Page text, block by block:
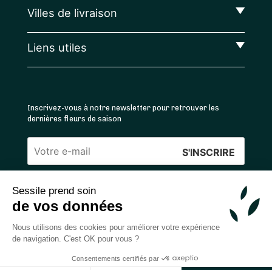
Sessile prend soin
de vos données
Nous utilisons des cookies pour améliorer votre expérience
de navigation. C'est OK pour vous ?
Consentements certifiés par
Ajouter au panier
Villes de livraison
Liens utiles
Inscrivez-vous à notre newsletter pour retrouver les
dernières fleurs de saison
Veuillez
ce
champ
4.4 /5 ⭐ | 120 000+ bouquets livrés |
Achats 100% sécurisés
2026 — © Sessile SAS